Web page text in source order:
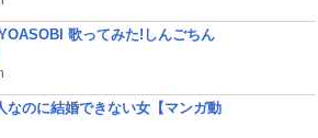
歌ってみた!しんごちん
なのに結婚できない女【マンガ動